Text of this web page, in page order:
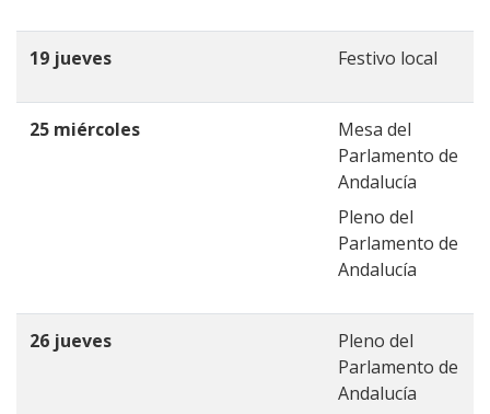
19 jueves Festivo local
25 miércoles
Mesa del
Parlamento de
Andalucía
Pleno del
Parlamento de
Andalucía
26 jueves
Pleno del
Parlamento de
Andalucía